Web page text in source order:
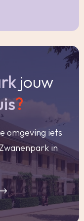
breedte van
Deze
afmeting van.
en is
ca. 5.34 x
is thans in
van deze
jouw
?
omgeving iets
in